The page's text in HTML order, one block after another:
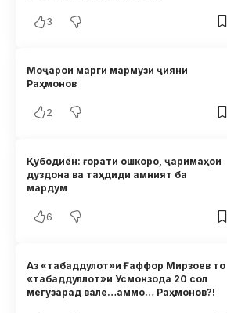
3
Моҷарои марги мармузи ҷияни
Раҳмонов
2
Қубодиён: ғорати ошкоро, ҷаримаҳои
дуздона ва таҳдиди амният ба
мардум
6
Аз «табаддулот»и Ғаффор Мирзоев то
«табаддуллот»и Усмонзода 20 сол
мегузарад вале…аммо… Раҳмонов?!